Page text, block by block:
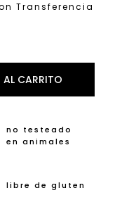
Transferencia
no testeado
en animales
libre de gluten